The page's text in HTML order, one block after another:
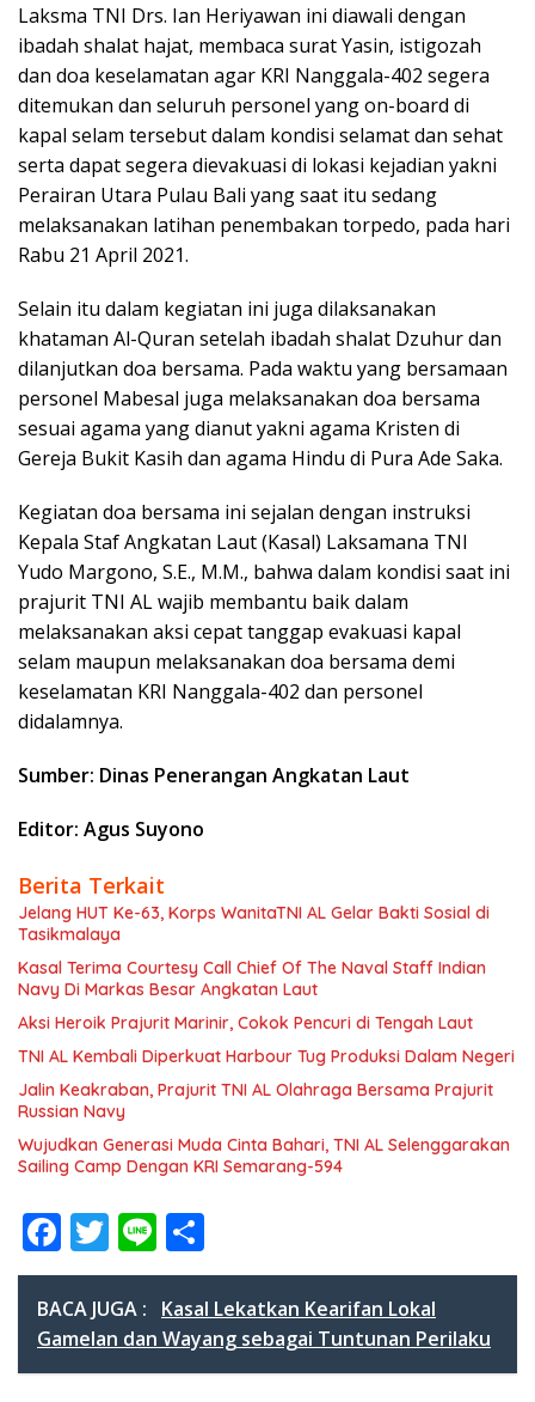
Laksma TNI Drs. Ian Heriyawan ini diawali dengan
ibadah shalat hajat, membaca surat Yasin, istigozah
dan doa keselamatan agar KRI Nanggala-402 segera
ditemukan dan seluruh personel yang on-board di
kapal selam tersebut dalam kondisi selamat dan sehat
serta dapat segera dievakuasi di lokasi kejadian yakni
Perairan Utara Pulau Bali yang saat itu sedang
melaksanakan latihan penembakan torpedo, pada hari
Rabu 21 April 2021.
Selain itu dalam kegiatan ini juga dilaksanakan
khataman Al-Quran setelah ibadah shalat Dzuhur dan
dilanjutkan doa bersama. Pada waktu yang bersamaan
personel Mabesal juga melaksanakan doa bersama
sesuai agama yang dianut yakni agama Kristen di
Gereja Bukit Kasih dan agama Hindu di Pura Ade Saka.
Kegiatan doa bersama ini sejalan dengan instruksi
Kepala Staf Angkatan Laut (Kasal) Laksamana TNI
Yudo Margono, S.E., M.M., bahwa dalam kondisi saat ini
prajurit TNI AL wajib membantu baik dalam
melaksanakan aksi cepat tanggap evakuasi kapal
selam maupun melaksanakan doa bersama demi
keselamatan KRI Nanggala-402 dan personel
didalamnya.
Sumber: Dinas Penerangan Angkatan Laut
Editor: Agus Suyono
Berita Terkait
Jelang HUT Ke-63, Korps WanitaTNI AL Gelar Bakti Sosial di
Tasikmalaya
Kasal Terima Courtesy Call Chief Of The Naval Staff Indian
Navy Di Markas Besar Angkatan Laut
Aksi Heroik Prajurit Marinir, Cokok Pencuri di Tengah Laut
TNI AL Kembali Diperkuat Harbour Tug Produksi Dalam Negeri
Jalin Keakraban, Prajurit TNI AL Olahraga Bersama Prajurit
Russian Navy
Wujudkan Generasi Muda Cinta Bahari, TNI AL Selenggarakan
Sailing Camp Dengan KRI Semarang-594
F
ac
e
b
o
T
w
itt
er
Li
n
e
h
ar
e
BACA JUGA :
Kasal Lekatkan Kearifan Lokal
Gamelan dan Wayang sebagai Tuntunan Perilaku